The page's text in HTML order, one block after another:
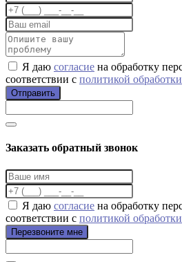
Я даю согласие на обработку
соответствии с политикой
Отправить
Заказать обратный звонок
Я даю согласие на обработку
соответствии с политикой
Перезвоните мне